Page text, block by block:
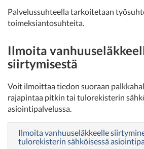
Palvelussuhteella tarkoitetaan
toimeksiantosuhteita.
Ilmoita
siirtymisestä
Voit ilmoittaa tiedon suoraan
rajapintaa pitkin tai tulorekisterin
asiointipalvelussa.
Ilmoita vanhuuseläkkeelle
tulorekisterin sähköisessä